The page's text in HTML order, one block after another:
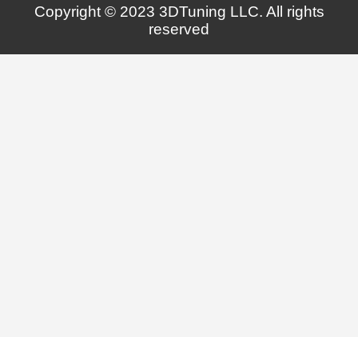
Copyright © 2023 3DTuning LLC. All rights
reserved